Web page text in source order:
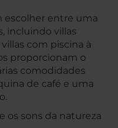
escolher entre uma
incluindo villas
com piscina à
proporcionam o
comodidades
de café e uma
os sons da natureza